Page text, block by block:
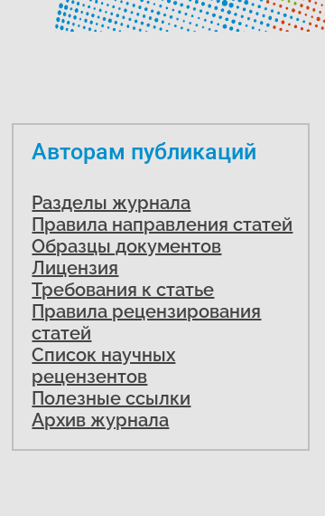
Авторам публикаций
Разделы журнала
Правила направления статей
Образцы документов
Лицензия
Требования к статье
Правила рецензирования
статей
Список научных
рецензентов
Полезные ссылки
Архив журнала